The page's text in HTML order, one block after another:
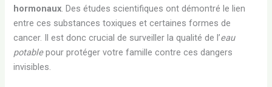
hormonaux. Des études scientifiques ont démontré le lien
entre ces substances toxiques et certaines formes de
cancer. Il est donc crucial de surveiller la qualité de l’eau
potablepour protéger votre famille contre ces dangers
invisibles.